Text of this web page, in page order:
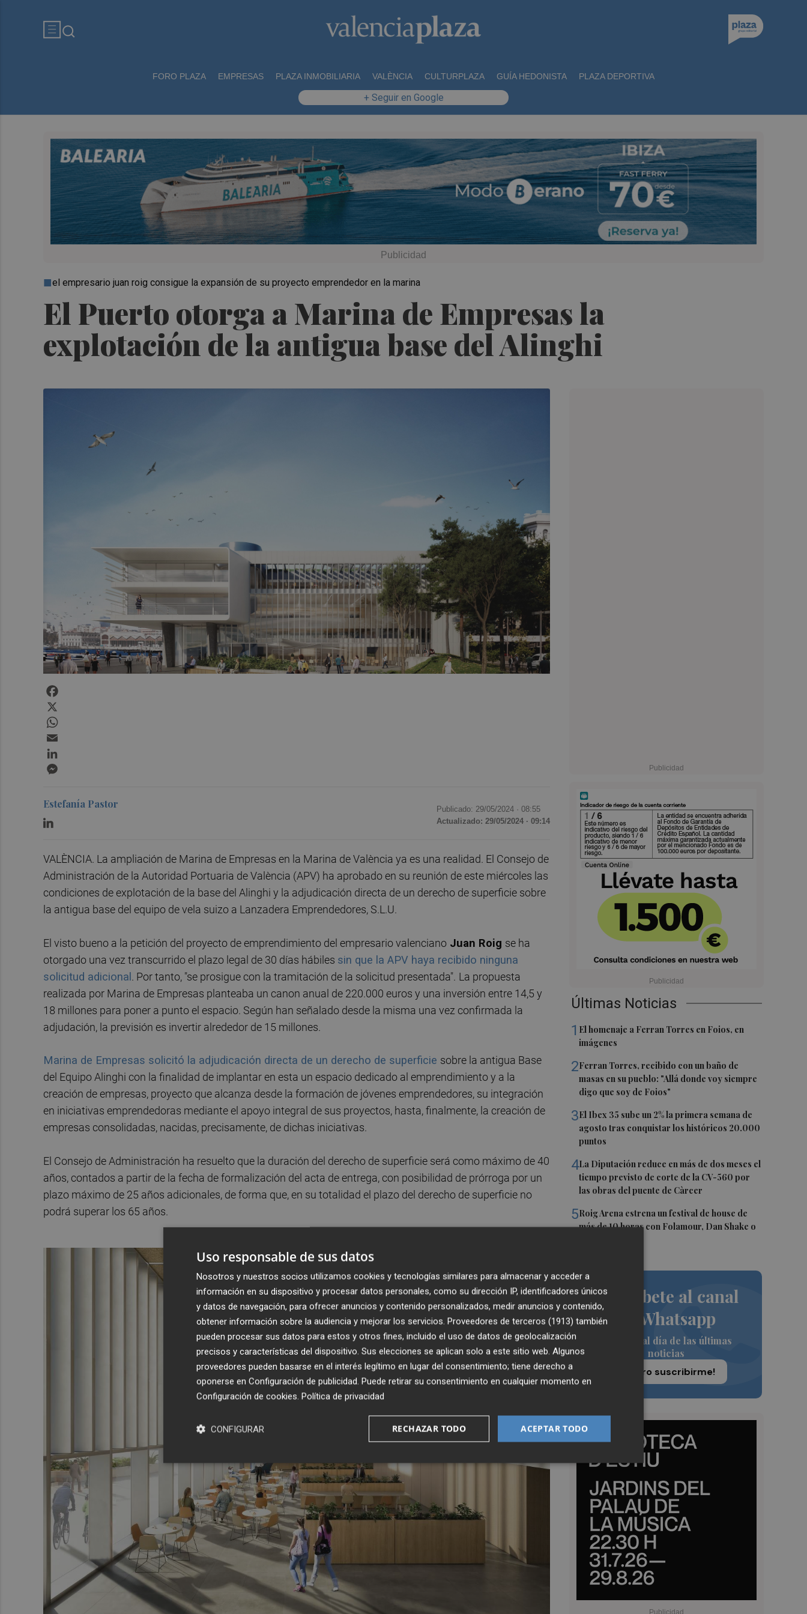
FORO PLAZA EMPRESAS PLAZA INMOBILIARIA VALÈNCIA CULTURPLAZA GUÍA HEDONISTA PLAZA DEPORTIVA
+ Seguir en Google
El Puerto otorga a Marina de Empresas la
explotación de la antigua base del Alinghi
el empresario juan roig consigue la expansión de su proyecto emprendedor en la marina
Últimas Noticias
1 El homenaje a Ferran Torres en Foios, en
imágenes
2Ferran Torres, recibido con un baño de
masas en su pueblo: "Allá donde voy siempre
digo que soy de Foios"
3El Ibex 35 sube un 2% la primera semana de
agosto tras conquistar los históricos 20.000
puntos
4La Diputación reduce en más de dos meses el
tiempo previsto de corte de la CV-560 por
las obras del puente de Càrcer
5Roig Arena estrena un festival de house de
más de 10 horas con Folamour, Dan Shake o
Suscríbete al canal
de Whatsapp
Siempre al día de las últimas
noticias
¡Quiero suscribirme!
Estefanía Pastor Publicado: 29/05/2024 · 08:55
Actualizado: 29/05/2024 · 09:14
VALÈNCIA. La ampliación de Marina de Empresas en la Marina de València ya es una realidad. El Consejo de
Administración de la Autoridad Portuaria de València (APV) ha aprobado en su reunión de este miércoles las
condiciones de explotación de la base del Alinghi y la adjudicación directa de un derecho de superficie sobre
la antigua base del equipo de vela suizo a Lanzadera Emprendedores, S.L.U.
El visto bueno a la petición del proyecto de emprendimiento del empresario valenciano Juan Roig se ha
otorgado una vez transcurrido el plazo legal de 30 días hábiles sin que la APV haya recibido ninguna
solicitud adicional. Por tanto, "se prosigue con la tramitación de la solicitud presentada". La propuesta
realizada por Marina de Empresas planteaba un canon anual de 220.000 euros y una inversión entre 14,5 y
18 millones para poner a punto el espacio. Según han señalado desde la misma una vez confirmada la
adjudación, la previsión es invertir alrededor de 15 millones.
Marina de Empresas solicitó la adjudicación directa de un derecho de superficie sobre la antigua Base
del Equipo Alinghi con la finalidad de implantar en esta un espacio dedicado al emprendimiento y a la
creación de empresas, proyecto que alcanza desde la formación de jóvenes emprendedores, su integración
en iniciativas emprendedoras mediante el apoyo integral de sus proyectos, hasta, finalmente, la creación de
empresas consolidadas, nacidas, precisamente, de dichas iniciativas.
El Consejo de Administración ha resuelto que la duración del derecho de superficie será como máximo de 40
años, contados a partir de la fecha de formalización del acta de entrega, con posibilidad de prórroga por un
plazo máximo de 25 años adicionales, de forma que, en su totalidad el plazo del derecho de superficie no
podrá superar los 65 años.
Uso responsable de sus datos
Nosotros y nuestros socios utilizamos cookies y tecnologías similares para almacenar y acceder a
información en su dispositivo y procesar datos personales, como su dirección IP, identificadores únicos
y datos de navegación, para ofrecer anuncios y contenido personalizados, medir anuncios y contenido,
obtener información sobre la audiencia y mejorar los servicios. Proveedores de terceros (1913) también
pueden procesar sus datos para estos y otros fines, incluido el uso de datos de geolocalización
precisos y características del dispositivo. Sus elecciones se aplican solo a este sitio web. Algunos
proveedores pueden basarse en el interés legítimo en lugar del consentimiento; tiene derecho a
oponerse en Configuración de publicidad. Puede retirar su consentimiento en cualquier momento en
Configuración de cookies. Política de privacidad
ACEPTAR TODO
RECHAZAR TODO
CONFIGURAR